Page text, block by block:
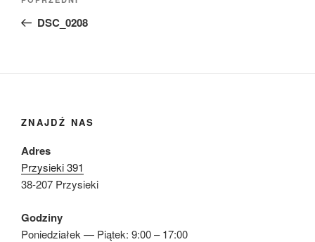
wpisDSC_0208
ZNAJDŹ NAS
Adres
Przysieki 391
38-207 Przysieki
Godziny
Poniedziałek — Piątek: 9:00 – 17:00